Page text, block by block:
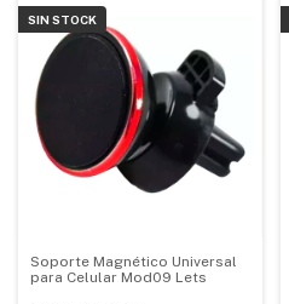
SIN STOCK
Soporte Magnético Universal
para Celular Mod09 Lets